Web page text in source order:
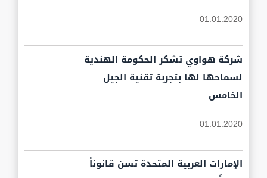
01.01.2020
شركة هواوي تشكر الحكومة الهندية
لسماحها لها بتجربة تقنية الجيل
الخامس
01.01.2020
الإمارات العربية المتحدة تسن قانوناً